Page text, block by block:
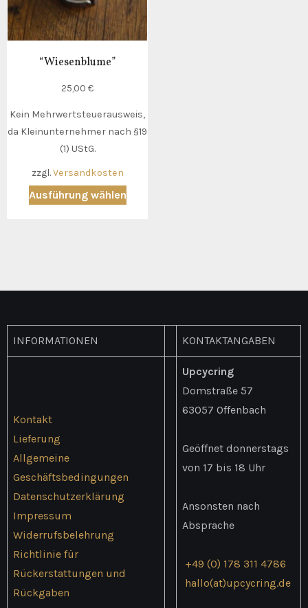
“Wiesenblume”
25,00€
Kein Mehrwertsteuerausweis,
da Kleinunternehmer nach §19
(1) UStG.
zzgl.Versandkosten
Ausführung wählenDieses
auf.
Optionen
Produktseite
INFORMATIONEN KONTAKTANGABEN
Kontakt
Lieferung
Allgemeine
Geschäftsbedingungen
Datenschutzerklärung
Impressum
Widerrufsbelehrung
Richtlinie für
Rückerstattungen und
Rückgaben
Upcycring
Domstraße 57
63057 Offenbach
Geöffnet donnerstags
von 17 bis 18 Uhr
Ansonsten nach
Absprache
+49 (0) 178 311 4786
hallo(at)upcycring.de